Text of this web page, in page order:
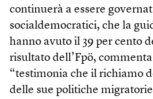
continuerà a essere
socialdemocratici, che la
hanno avuto il 39 per cento
risultato dell’Fpö, commenta
“testimonia che il richiamo
delle sue politiche